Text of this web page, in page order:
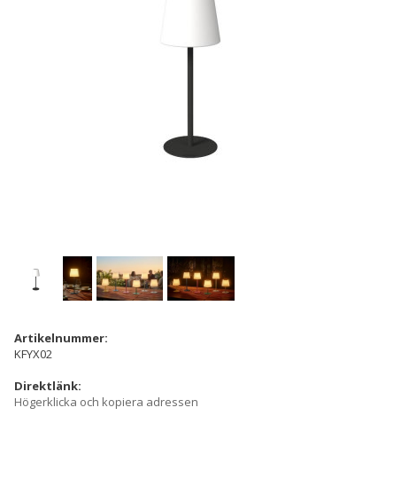
Artikelnummer:
KFYX02
Direktlänk:
Högerklicka och kopiera adressen